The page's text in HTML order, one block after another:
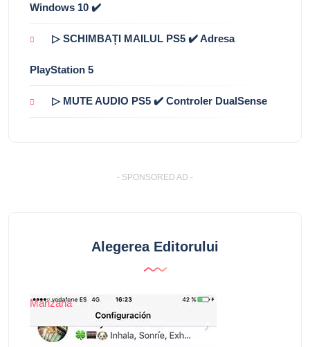
Windows 10 ✔️
▷ SCHIMBAȚI MAILUL PS5 ✔️ Adresa
PlayStation 5
▷ MUTE AUDIO PS5 ✔️ Controler DualSense
- SPONSORED AD -
Alegerea Editorului
Manzana